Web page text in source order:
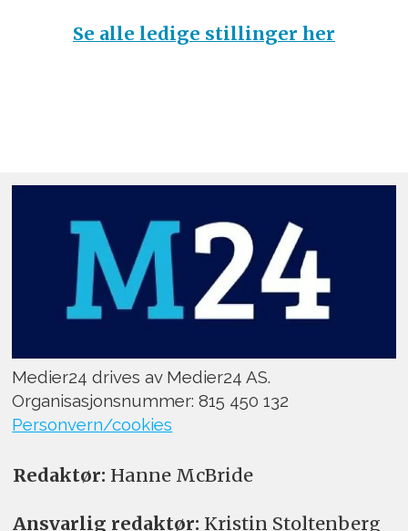
Se alle ledige stillinger her
Medier24 drives av Medier24 AS.
Organisasjonsnummer: 815 450 132
Personvern/cookies
Redaktør: Hanne McBride
Ansvarlig redaktør: Kristin Stoltenberg